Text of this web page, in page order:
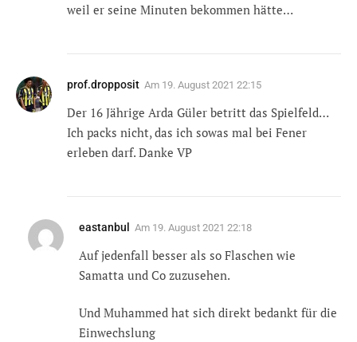
weil er seine Minuten bekommen hätte…
prof.dropposit Am 19. August 2021 22:15
Der 16 Jährige Arda Güler betritt das Spielfeld…
Ich packs nicht, das ich sowas mal bei Fener
erleben darf. Danke VP
eastanbul Am 19. August 2021 22:18
Auf jedenfall besser als so Flaschen wie
Samatta und Co zuzusehen.
Und Muhammed hat sich direkt bedankt für die
Einwechslung